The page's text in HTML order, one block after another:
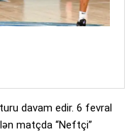
davam edir. 6 fevral
matçda “Neftçi”